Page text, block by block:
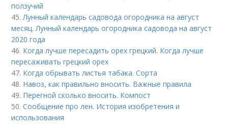
ползучий
45. Лунный календарь садовода огородника на август
месяц. Лунный календарь огородника садовода на август
2020 года
46. Когда лучше пересадить орех грецкий. Когда лучше
пересаживать грецкий орех
47. Когда обрывать листья табака. Сорта
48. Навоз, как правильно вносить. Важные правила
49. Перегной сколько вносить. Компост
50.Сообщение про лен. История изобретения и
использования